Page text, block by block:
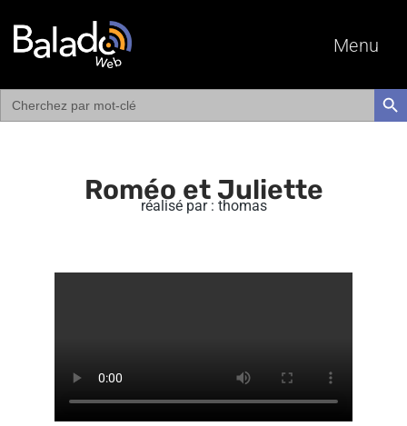
Menu
Search
for:
Roméo et Juliette
réalisé par : thomas